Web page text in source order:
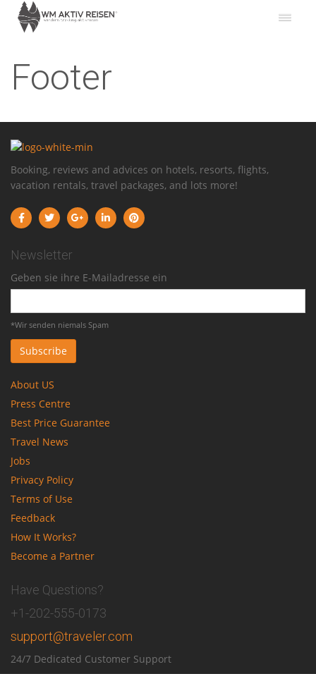
Footer
Booking, reviews and advices on hotels, resorts, flights,
vacation rentals, travel packages, and lots more!
Newsletter
Geben sie ihre E-Mailadresse ein
*Wir senden niemals Spam
About US
Press Centre
Best Price Guarantee
Travel News
Jobs
Privacy Policy
Terms of Use
Feedback
How It Works?
Become a Partner
Have Questions?
+1-202-555-0173
support@traveler.com
24/7 Dedicated Customer Support